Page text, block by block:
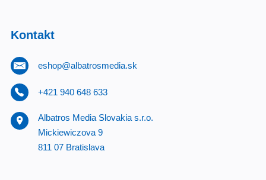
Kontakt
eshop@albatrosmedia.sk
+421 940 648 633
Albatros Media Slovakia s.r.o.
Mickiewiczova 9
811 07 Bratislava